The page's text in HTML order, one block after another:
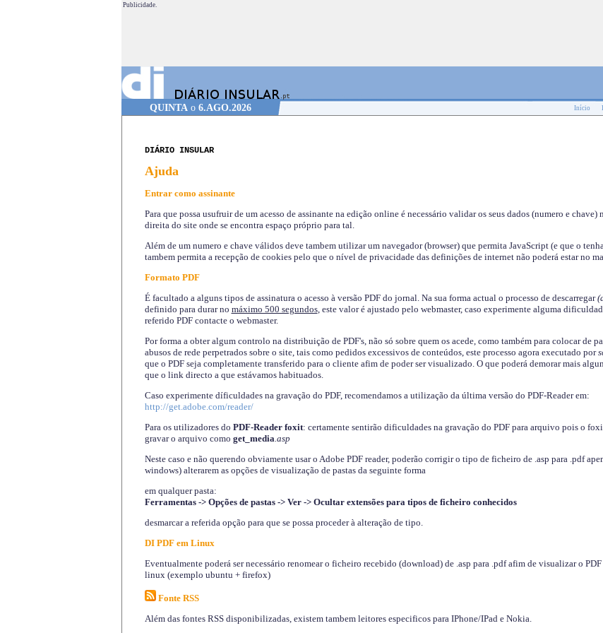
Publicidade.
QUINTA o 6.AGO.2026 Início
DIÁRIO INSULAR
Ajuda
Entrar como assinante
Para que possa usufruir de um acesso de assinante na edição online é necessário validar os seus dados (numero e chave)
direita do site onde se encontra espaço próprio para tal.
Além de um numero e chave válidos deve tambem utilizar um navegador (browser) que permita JavaScript (e que o
tambem permita a recepção de cookies pelo que o nível de privacidade das definições de internet não poderá estar no
Formato PDF
É facultado a alguns tipos de assinatura o acesso à versão PDF do jornal. Na sua forma actual o processo de descarregar
definido para durar no máximo 500 segundos, este valor é ajustado pelo webmaster, caso experimente alguma
referido PDF contacte o webmaster.
Por forma a obter algum controlo na distribuição de PDF's, não só sobre quem os acede, como também para colocar de
abusos de rede perpetrados sobre o site, tais como pedidos excessivos de conteúdos, este processo agora executado por
que o PDF seja completamente transferido para o cliente afim de poder ser visualizado. O que poderá demorar mais
que o link directo a que estávamos habituados.
Caso experimente díficuldades na gravação do PDF, recomendamos a utilização da última versão do PDF-Reader em:
http://get.adobe.com/reader/
Para os utilizadores do PDF-Reader foxit: certamente sentirão dificuldades na gravação do PDF para arquivo pois o
gravar o arquivo como get_media.asp
Neste caso e não querendo obviamente usar o Adobe PDF reader, poderão corrigir o tipo de ficheiro de .asp para .pdf
windows) alterarem as opções de visualização de pastas da seguinte forma
em qualquer pasta:
Ferramentas -> Opções de pastas -> Ver -> Ocultar extensões para tipos de ficheiro conhecidos
desmarcar a referida opção para que se possa proceder à alteração de tipo.
DI PDF em Linux
Eventualmente poderá ser necessário renomear o ficheiro recebido (download) de .asp para .pdf afim de visualizar o PDF
linux (exemplo ubuntu + firefox)
Fonte RSS
Além das fontes RSS disponibilizadas, existem tambem leitores especificos para IPhone/IPad e Nokia.